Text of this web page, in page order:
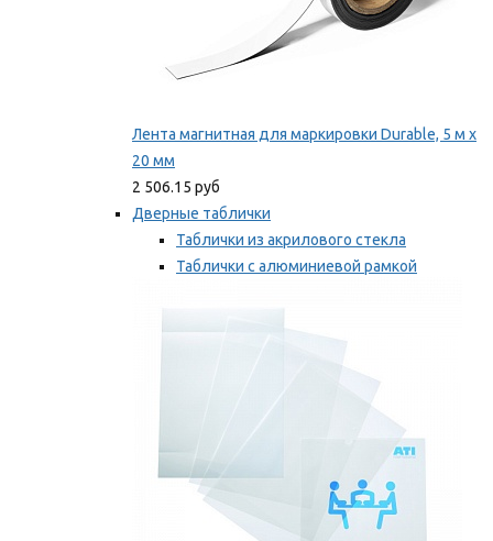
Лента магнитная для маркировки Durable, 5 м х
20 мм
2 506.15 руб
Дверные таблички
Таблички из акрилового стекла
Таблички с алюминиевой рамкой